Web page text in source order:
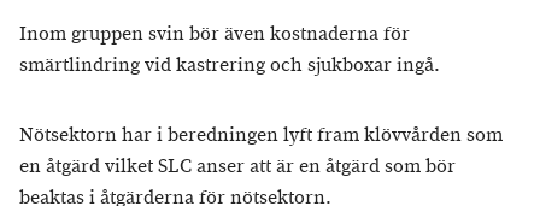
Inom gruppen svin bör även kostnaderna för
smärtlindring vid kastrering och sjukboxar ingå.
Nötsektorn har i beredningen lyft fram klövvården som
en åtgärd vilket SLC anser att är en åtgärd som bör
beaktas i åtgärderna för nötsektorn.